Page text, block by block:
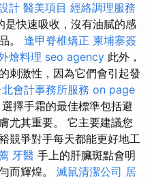
計 醫美項目 經絡調理服務
是快速吸收，沒有油膩的感
。 逢甲脊椎矯正 柬埔寨簽
燴料理 seo agency 此外，
刺激性，因為它們會引起發
會計事務所服務 on page
擇手霜的最佳標準包括避
尤其重要。 它主要建議您
競爭對手每天都能更好地工
牙醫 手上的肝臟斑點會明
而輝煌。 滅鼠清潔公司 居